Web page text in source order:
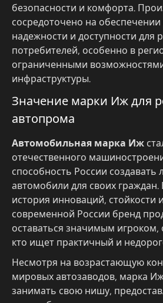
безопасности и комфорта.
сосредоточено на
надежности и доступности для
потребителей, особенно в
ограниченными
инфраструктуры.
Значение марки Иж для
автопрома
Автомобильная марка Иж
отечественного
способность России создавать
автомобили для своих
история инноваций, стойкости
современной России бренд
оставаться значимым игроком,
кто ищет практичный и
Несмотря на возрастающую
мировых автозаводов, марка
занимать свою нишу,